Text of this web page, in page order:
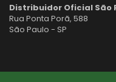
Distribuidor Oficial São
Rua Ponta Porã, 588
São Paulo - SP